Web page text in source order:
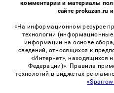
комментарии и материалы
сайте prokazan.ru
«На информационном ресурсе
технологии (информационные
информации на основе
сведений, относящихся к
«Интернет», находящихся
Федерации)». Правила
технологий в виджетах